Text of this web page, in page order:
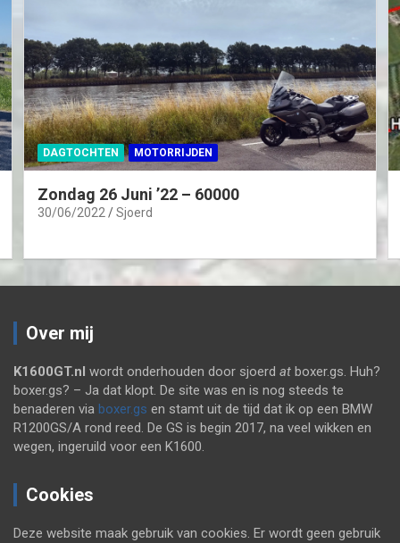
DAGTOCHTEN MOTORRIJDEN
Zondag 26 Juni ’22 – 60000
30/06/2022 Sjoerd
Over mij
K1600GT.nl wordt onderhouden door sjoerd at boxer.gs. Huh?
boxer.gs? – Ja dat klopt. De site was en is nog steeds te
benaderen via boxer.gs en stamt uit de tijd dat ik op een BMW
R1200GS/A rond reed. De GS is begin 2017, na veel wikken en
wegen, ingeruild voor een K1600.
Cookies
Deze website maak gebruik van cookies. Er wordt geen gebruik